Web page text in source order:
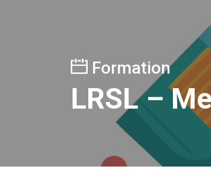
Formation
LRSL –